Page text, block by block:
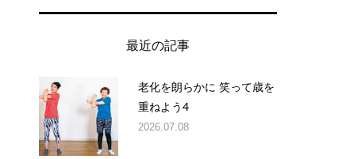
最近の記事
老化を朗らかに 笑って歳を
重ねよう4
2026.07.08